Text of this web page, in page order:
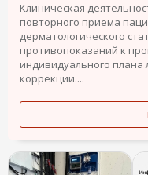
Клиническая
повторного приема
дерматологического
противопоказаний к
индивидуального плана
коррекции....